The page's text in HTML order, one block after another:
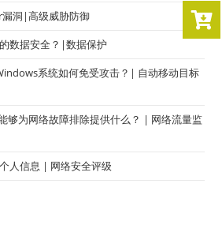
洞|高级威胁防御
数据安全？|数据保护
系统如何免受攻击？| 自动移动目标
够为网络故障排除提供什么？ | 网络流量监
人信息 | 网络安全评级